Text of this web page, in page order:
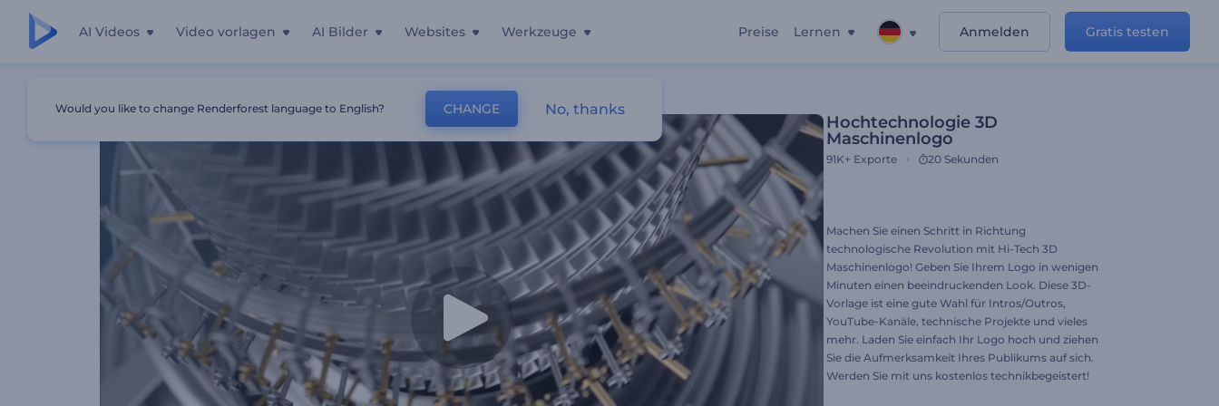
AI Videos Video vorlagen AI Bilder Websites Werkzeuge Preise Lernen Anmelden Gratis testen
Hochtechnologie 3D
Maschinenlogo
91K+ Exporte 20 Sekunden
Machen Sie einen Schritt in Richtung
technologische Revolution mit Hi-Tech 3D
Maschinenlogo! Geben Sie Ihrem Logo in wenigen
Minuten einen beeindruckenden Look. Diese 3D-
Vorlage ist eine gute Wahl für Intros/Outros,
YouTube-Kanäle, technische Projekte und vieles
mehr. Laden Sie einfach Ihr Logo hoch und ziehen
Sie die Aufmerksamkeit Ihres Publikums auf sich.
Werden Sie mit uns kostenlos technikbegeistert!
Would you like to change Renderforest language to English? CHANGE No, thanks